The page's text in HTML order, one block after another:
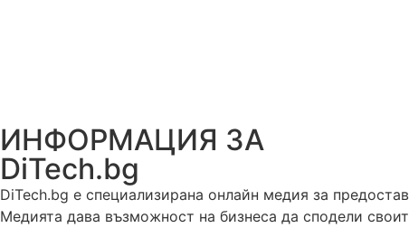
ИНФОРМАЦИЯ ЗА
DiTech.bg
DiTech.bg e специализирана онлайн медия за
Медията дава възможност на бизнеса да сподели